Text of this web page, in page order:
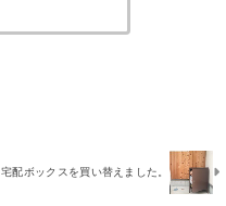
宅配ボックスを買い替えました。